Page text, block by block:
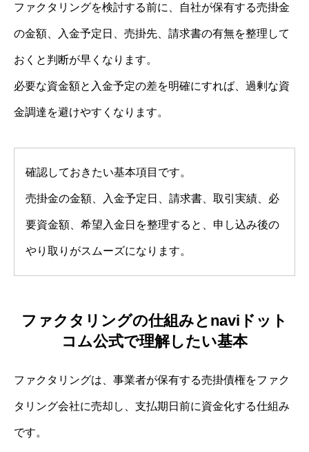
ファクタリングを検討する前に、自社が保有する売掛金
の金額、入金予定日、売掛先、請求書の有無を整理して
おくと判断が早くなります。
必要な資金額と入金予定の差を明確にすれば、過剰な資
金調達を避けやすくなります。
確認しておきたい基本項目です。
売掛金の金額、入金予定日、請求書、取引実績、必
要資金額、希望入金日を整理すると、申し込み後の
やり取りがスムーズになります。
ファクタリングの仕組みとnaviドット
コム公式で理解したい基本
ファクタリングは、事業者が保有する売掛債権をファク
タリング会社に売却し、支払期日前に資金化する仕組み
です。